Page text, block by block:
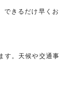
できるだけ早くお
す。天候や交通事